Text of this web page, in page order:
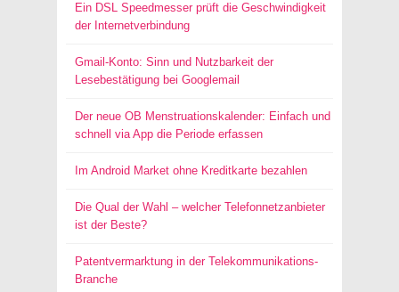
Ein DSL Speedmesser prüft die Geschwindigkeit
der Internetverbindung
Gmail-Konto: Sinn und Nutzbarkeit der
Lesebestätigung bei Googlemail
Der neue OB Menstruationskalender: Einfach und
schnell via App die Periode erfassen
Im Android Market ohne Kreditkarte bezahlen
Die Qual der Wahl – welcher Telefonnetzanbieter
ist der Beste?
Patentvermarktung in der Telekommunikations-
Branche